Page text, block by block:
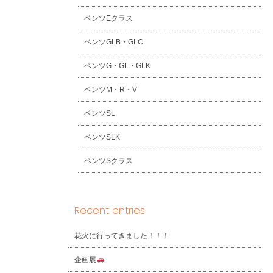
ベンツEクラス
ベンツGLB・GLC
ベンツG・GL・GLK
ベンツM・R・V
ベンツSL
ベンツSLK
ベンツSクラス
Recent entries
花火に行ってきました！！！
企画展